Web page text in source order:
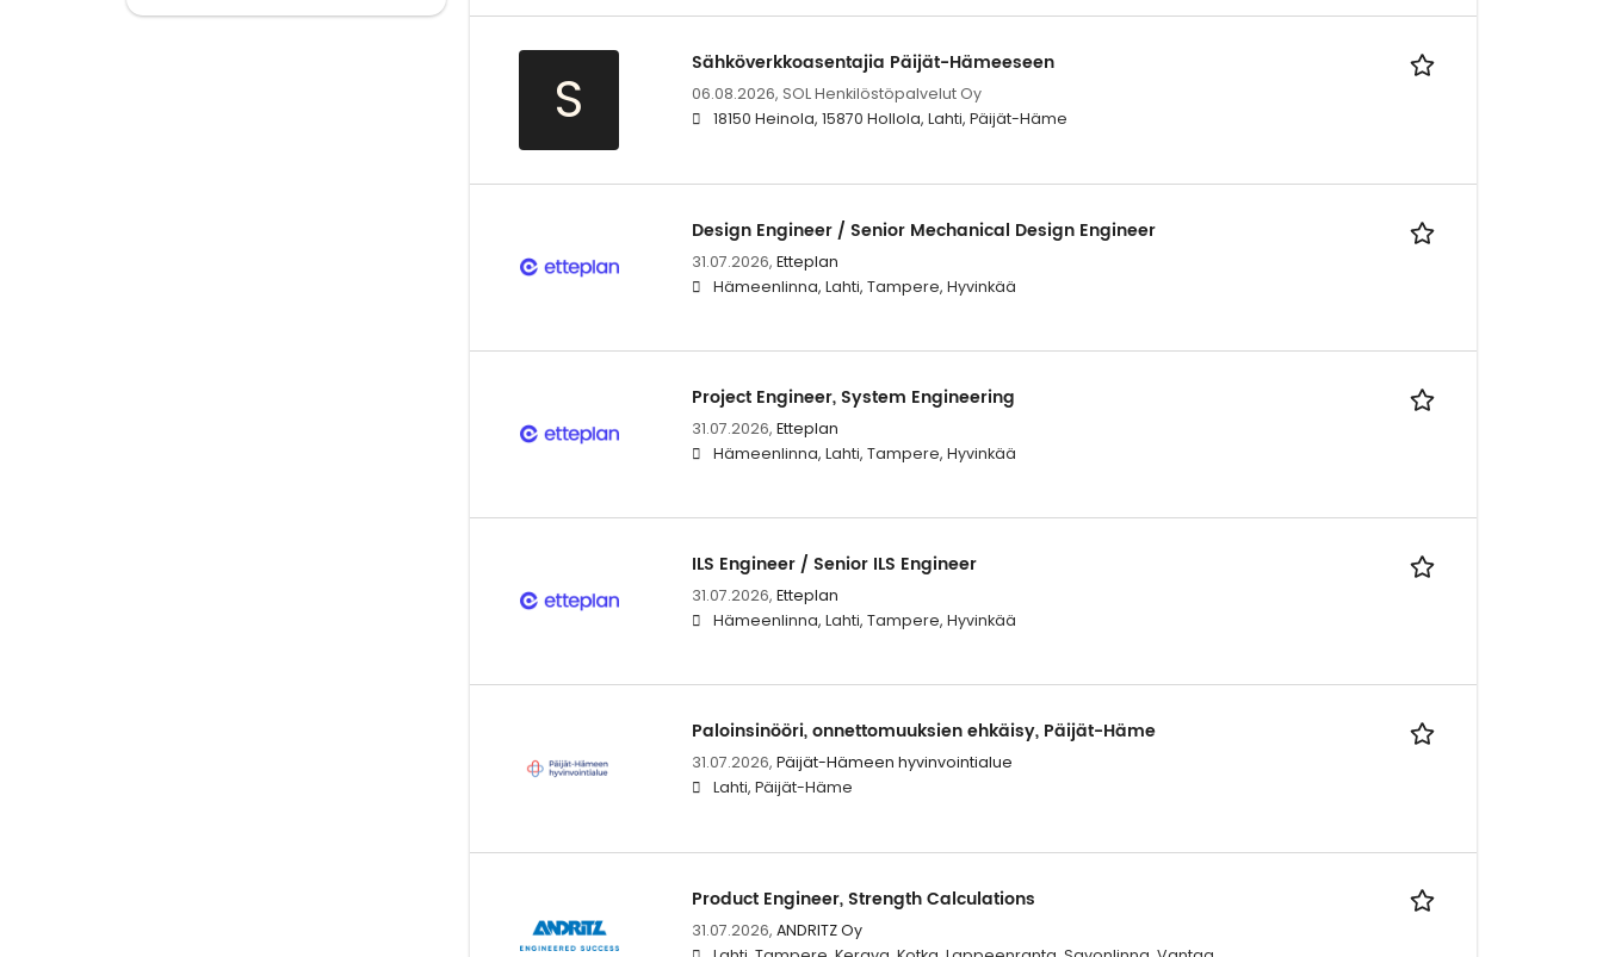
S
Sähköverkkoasentajia Päijät-Hämeeseen
06.08.2026, SOL Henkilöstöpalvelut Oy
18150 Heinola, 15870 Hollola, Lahti, Päijät-Häme
Design Engineer / Senior Mechanical Design Engineer
31.07.2026, Etteplan
Hämeenlinna, Lahti, Tampere, Hyvinkää
Project Engineer, System Engineering
31.07.2026, Etteplan
Hämeenlinna, Lahti, Tampere, Hyvinkää
ILS Engineer / Senior ILS Engineer
31.07.2026, Etteplan
Hämeenlinna, Lahti, Tampere, Hyvinkää
Paloinsinööri, onnettomuuksien ehkäisy, Päijät-Häme
31.07.2026, Päijät-Hämeen hyvinvointialue
Lahti, Päijät-Häme
Product Engineer, Strength Calculations
31.07.2026, ANDRITZ Oy